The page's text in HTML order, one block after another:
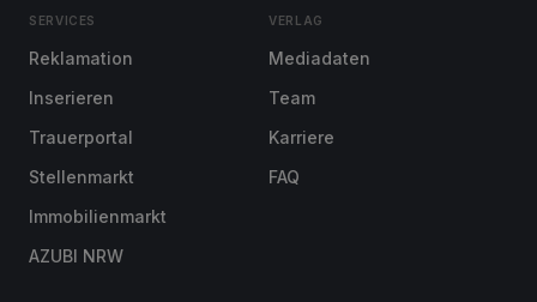
SERVICES
Reklamation
Inserieren
Trauerportal
Stellenmarkt
Immobilienmarkt
AZUBI NRW
VERLAG
Mediadaten
Team
Karriere
FAQ